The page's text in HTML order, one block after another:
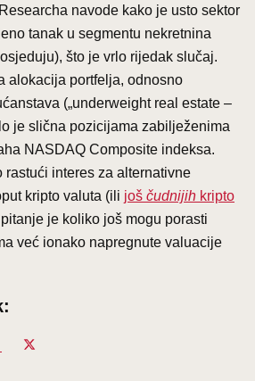
navode kako je usto sektor
tanak u segmentu nekretnina
što je vrlo rijedak slučaj.
alokacija portfelja, odnosno
(„underweight real estate –
je slična pozicijama zabilježenima
NASDAQ Composite indeksa.
rastući interes za alternativne
kripto valuta (ili još čudnijih kripto
je koliko još mogu porasti
već ionako napregnute valuacije
Share